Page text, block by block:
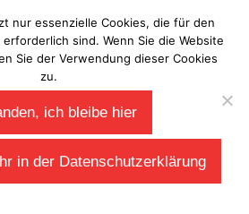
Laberladen
nur essenzielle Cookies, die für den
sind. Wenn Sie die Website
Sie der Verwendung dieser Cookies
zu.
ich bleibe hier
in der Datenschutzerklärung